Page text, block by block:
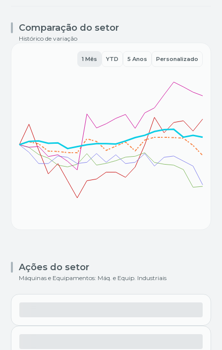
Comparação do setor
Histórico de variação
1 Mês YTD 5 Anos Personalizado
Ações do setor
Máquinas e Equipamentos: Máq. e Equip. Industriais